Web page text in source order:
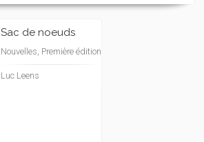
Sac de noeuds
Nouvelles, Première édition
Luc Leens